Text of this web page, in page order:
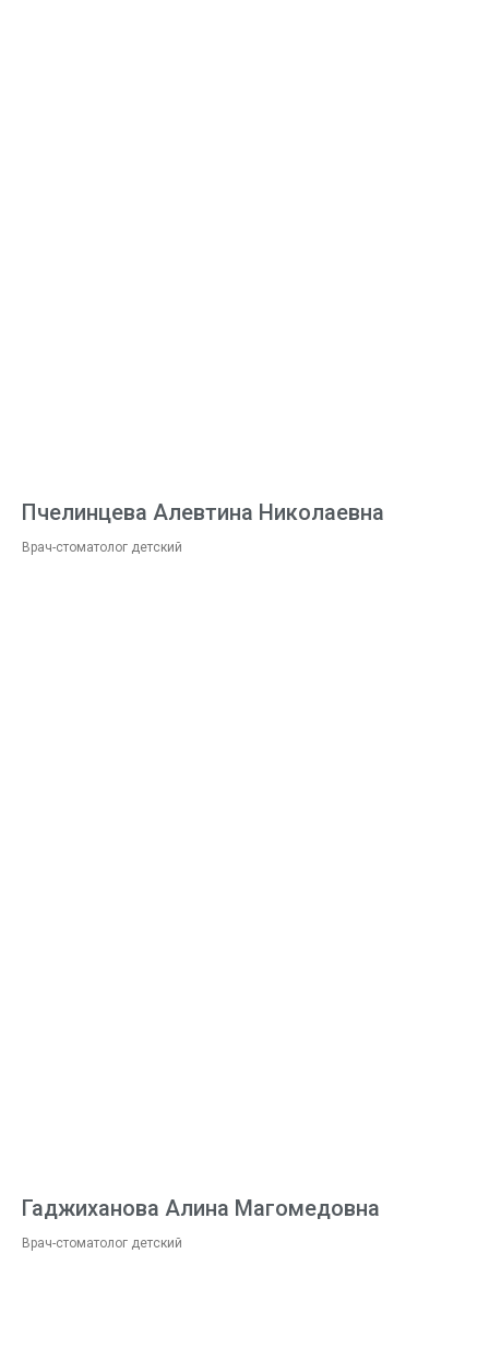
Пчелинцева Алевтина Николаевна
Врач-стоматолог детский
Гаджиханова Алина Магомедовна
Врач-стоматолог детский